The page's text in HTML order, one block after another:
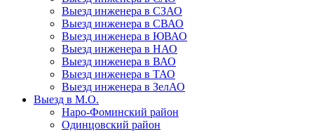
Выезд инженера в СЗАО
Выезд инженера в СВАО
Выезд инженера в ЮВАО
Выезд инженера в НАО
Выезд инженера в ВАО
Выезд инженера в ТАО
Выезд инженера в ЗелАО
Выезд в М.О.
Наро-Фоминский район
Одинцовский район